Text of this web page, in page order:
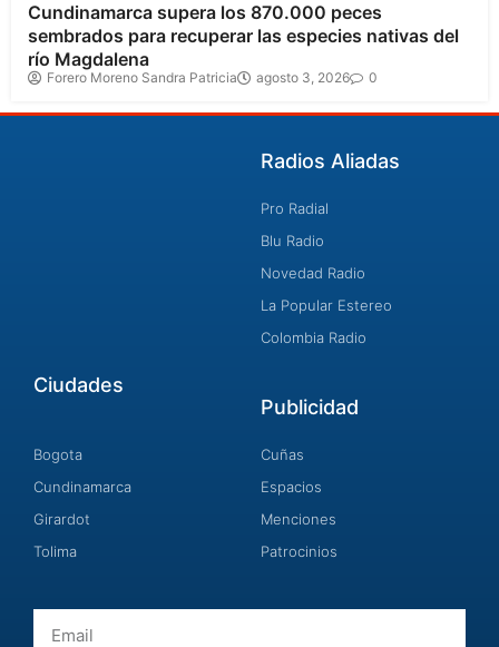
Cundinamarca supera los 870.000 peces
sembrados para recuperar las especies nativas del
río Magdalena
Forero Moreno Sandra Patricia agosto 3, 2026 0
Radios Aliadas
Pro Radial
Blu Radio
Novedad Radio
La Popular Estereo
Colombia Radio
Ciudades
Bogota
Cundinamarca
Girardot
Tolima
Publicidad
Cuñas
Espacios
Menciones
Patrocinios